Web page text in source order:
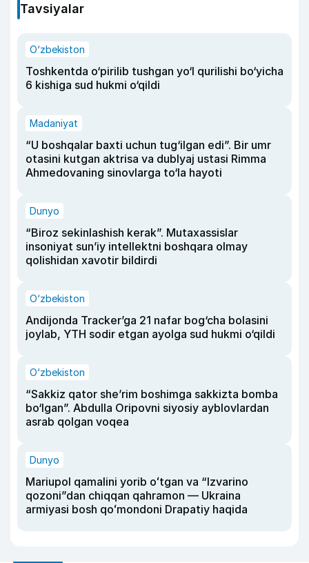
Tavsiyalar
O‘zbekiston
Toshkentda o‘pirilib tushgan yo‘l qurilishi bo‘yicha
6 kishiga sud hukmi o‘qildi
Madaniyat
“U boshqalar baxti uchun tug‘ilgan edi”. Bir umr
otasini kutgan aktrisa va dublyaj ustasi Rimma
Ahmedovaning sinovlarga to‘la hayoti
Dunyo
“Biroz sekinlashish kerak”. Mutaxassislar
insoniyat sun’iy intellektni boshqara olmay
qolishidan xavotir bildirdi
O‘zbekiston
Andijonda Tracker’ga 21 nafar bog‘cha bolasini
joylab, YTH sodir etgan ayolga sud hukmi o‘qildi
O‘zbekiston
“Sakkiz qator she’rim boshimga sakkizta bomba
bo‘lgan”. Abdulla Oripovni siyosiy ayblovlardan
asrab qolgan voqea
Dunyo
Mariupol qamalini yorib oʻtgan va “Izvarino
qozoni”dan chiqqan qahramon — Ukraina
armiyasi bosh qoʻmondoni Drapatiy haqida